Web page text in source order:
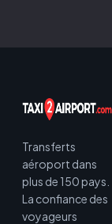
Transferts
aéroport dans
plus de 150 pays.
La confiance des
voyageurs